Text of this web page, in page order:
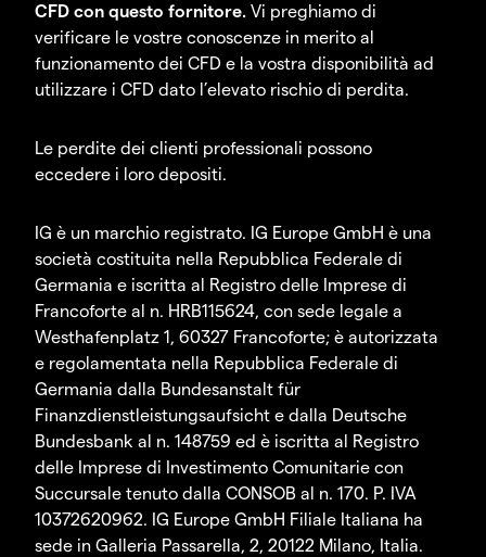
CFD con questo fornitore. Vi preghiamo di
verificare le vostre conoscenze in merito al
funzionamento dei CFD e la vostra disponibilità ad
utilizzare i CFD dato l’elevato rischio di perdita.
Le perdite dei clienti professionali possono
eccedere i loro depositi.
IG è un marchio registrato. IG Europe GmbH è una
società costituita nella Repubblica Federale di
Germania e iscritta al Registro delle Imprese di
Francoforte al n. HRB115624, con sede legale a
Westhafenplatz 1, 60327 Francoforte; è autorizzata
e regolamentata nella Repubblica Federale di
Germania dalla Bundesanstalt für
Finanzdienstleistungsaufsicht e dalla Deutsche
Bundesbank al n. 148759 ed è iscritta al Registro
delle Imprese di Investimento Comunitarie con
Succursale tenuto dalla CONSOB al n. 170. P. IVA
10372620962. IG Europe GmbH Filiale Italiana ha
sede in Galleria Passarella, 2, 20122 Milano, Italia.